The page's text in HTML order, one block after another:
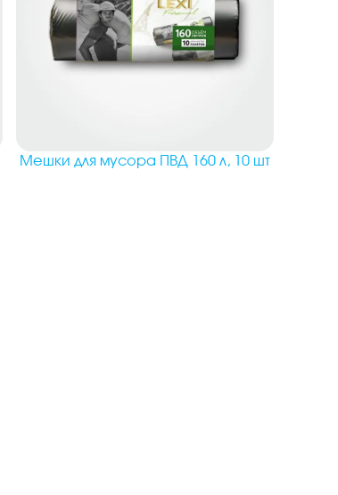
Мешки для мусора ПВД 160 л, 10 шт